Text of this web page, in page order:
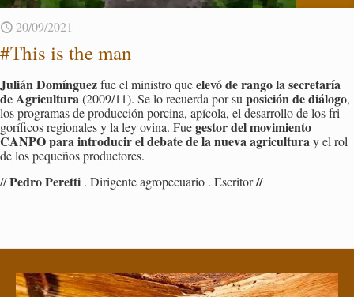
20/09/2021
#This is the man
Ju­lián Do­mín­guezfue el mi­nis­tro queelevó de rango la se­cre­ta­ría
de Agri­cul­tu­ra(2009/11). Se lo re­cuer­da por su po­si­ción de diá­lo­go,
los pro­gra­mas de pro­duc­ción por­ci­na, apí­co­la, el desa­rro­llo de los fri­
go­rí­fi­cos re­gio­na­les y la ley ovina. Fueges­tor del mo­vi­mien­to
CANPO para in­tro­du­cir el de­ba­te de la nueva agri­cul­tu­ray el rol
de los pe­que­ños pro­duc­to­res.
//Pedro Pe­ret­ti . Di­ri­gen­te agro­pe­cua­rio . Es­cri­tor//